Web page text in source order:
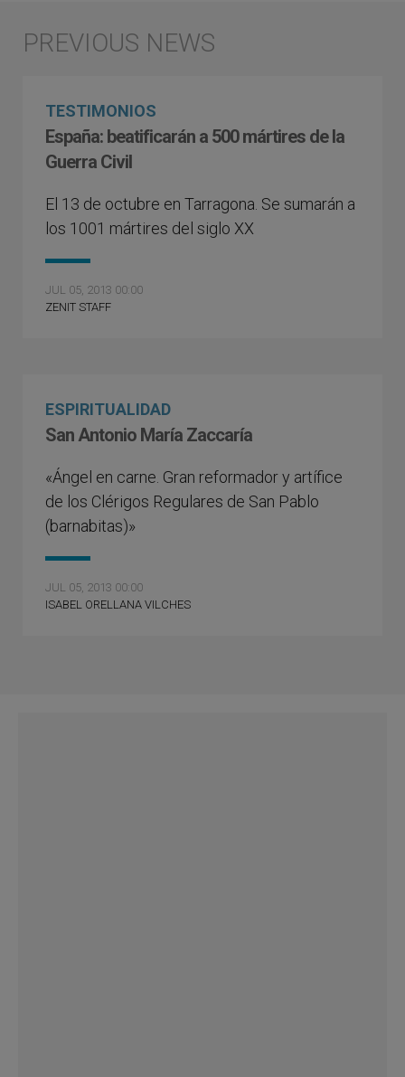
TESTIMONIOS
España: beatificarán a 500 mártires de la
Guerra Civil
El 13 de octubre en Tarragona. Se sumarán a
los 1001 mártires del siglo XX
JUL 05, 2013 00:00
ZENIT STAFF
ESPIRITUALIDAD
San Antonio María Zaccaría
«Ángel en carne. Gran reformador y artífice
de los Clérigos Regulares de San Pablo
(barnabitas)»
JUL 05, 2013 00:00
ISABEL ORELLANA VILCHES